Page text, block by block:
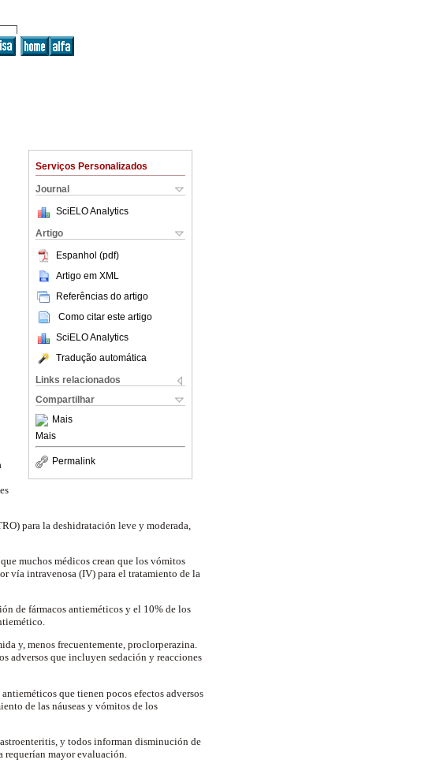
Serviços Personalizados
Journal
SciELO Analytics
Artigo
Espanhol (pdf)
Artigo em XML
Referências do artigo
Como citar este artigo
SciELO Analytics
Tradução automática
Links relacionados
Compartilhar
Mais
Mais
Permalink
para la deshidratación leve y moderada,
muchos médicos crean que los vómitos
vía intravenosa (IV) para el tratamiento de la
de fármacos antieméticos y el 10% de los
y, menos frecuentemente, proclorperazina.
adversos que incluyen sedación y reacciones
que tienen pocos efectos adversos
de las náuseas y vómitos de los
y todos informan disminución de
mayor evaluación.